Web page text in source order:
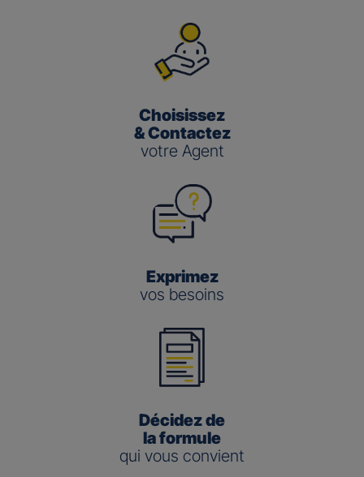
Choisissez
& Contactez
votre Agent
Exprimez
vos besoins
Décidez de
la formule
qui vous convient